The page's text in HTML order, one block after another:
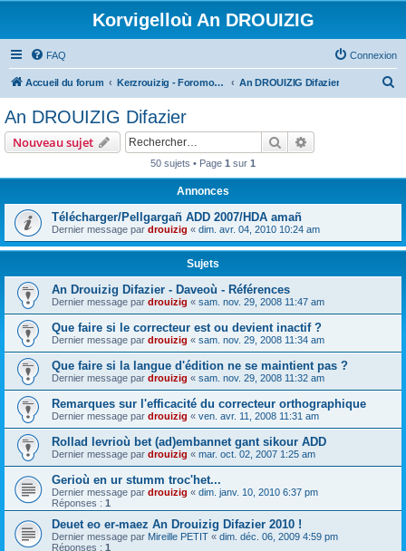
Korvigelloù An DROUIZIG
FAQ Connexion
Accueil du forum Kerzrouizig - Foromoù An Drouizig An DROUIZIG Difazier
e
r
An DROUIZIG Difazier
Nouveau sujet Rechercher
50 sujets • Page 1 sur 1
Annonces
Télécharger/Pellgargañ ADD 2007/HDA amañ
Dernier message par drouizig « dim. avr. 04, 2010 10:24 am
Sujets
An Drouizig Difazier - Daveoù - Références
Dernier message par drouizig « sam. nov. 29, 2008 11:47 am
Que faire si le correcteur est ou devient inactif ?
Dernier message par drouizig « sam. nov. 29, 2008 11:34 am
Que faire si la langue d'édition ne se maintient pas ?
Dernier message par drouizig « sam. nov. 29, 2008 11:32 am
Remarques sur l'efficacité du correcteur orthographique
Dernier message par drouizig « ven. avr. 11, 2008 11:31 am
Rollad levrioù bet (ad)embannet gant sikour ADD
Dernier message par drouizig « mar. oct. 02, 2007 1:25 am
Gerioù en ur stumm troc'het...
Dernier message par drouizig « dim. janv. 10, 2010 6:37 pm
Réponses : 1
Deuet eo er-maez An Drouizig Difazier 2010 !
Dernier message par Mireille PETIT « dim. déc. 06, 2009 4:59 pm
Réponses : 1